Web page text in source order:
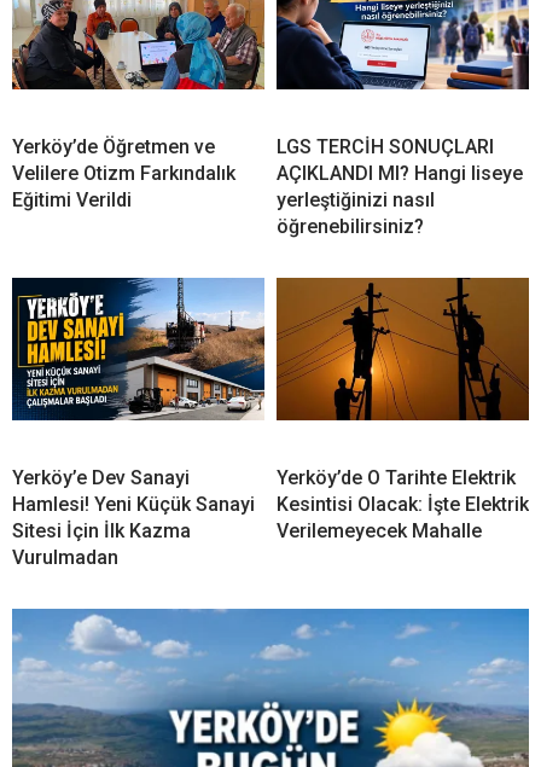
Yerköy’de Öğretmen ve
Velilere Otizm Farkındalık
Eğitimi Verildi
LGS TERCİH SONUÇLARI
AÇIKLANDI MI? Hangi liseye
yerleştiğinizi nasıl
öğrenebilirsiniz?
Yerköy’e Dev Sanayi
Hamlesi! Yeni Küçük Sanayi
Sitesi İçin İlk Kazma
Vurulmadan
Yerköy’de O Tarihte Elektrik
Kesintisi Olacak: İşte Elektrik
Verilemeyecek Mahalle